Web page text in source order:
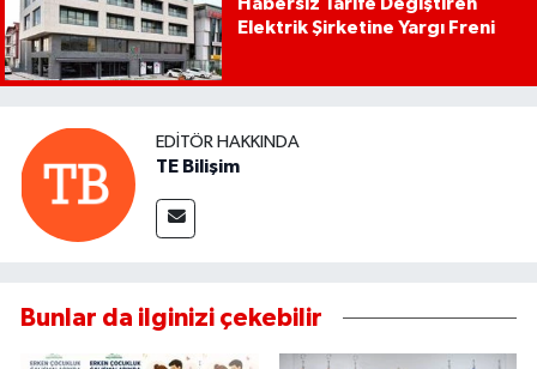
Elektrik Şirketine Yargı Freni
EDITÖR HAKKINDA
TE Bilişim
Bunlar da ilginizi çekebilir